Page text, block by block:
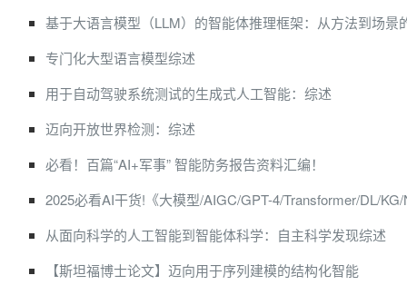
基于大语言模型（LLM）的智能体推理框架：从方法到场景
专门化大型语言模型综述
用于自动驾驶系统测试的生成式人工智能：综述
迈向开放世界检测：综述
必看！百篇“AI+军事” 智能防务报告资料汇编！
2025必看AI干货!《大模型/AIGC/GPT-4/Transformer/DL/
从面向科学的人工智能到智能体科学：自主科学发现综述
【斯坦福博士论文】迈向用于序列建模的结构化智能